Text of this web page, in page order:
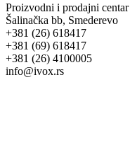
Proizvodni i prodajni centar
Šalinačka bb, Smederevo
+381 (26) 618417
+381 (69) 618417
+381 (26) 4100005
info@ivox.rs